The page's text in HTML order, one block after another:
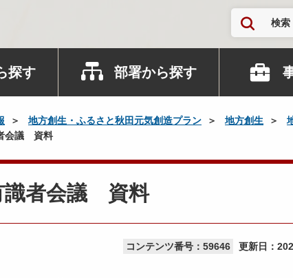
検索
探す 部署から探す
地方創生・ふるさと秋田元気創造プラン 地方創生
会議 資料
識者会議 資料
コンテンツ番号：59646 更新日：